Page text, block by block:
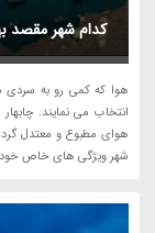
کدام شهر مقصد
هوا که کمی رو به سردی
انتخاب می نمایند.
هوای مطبوع و معتدل
شهر ویژگی های خاص خود